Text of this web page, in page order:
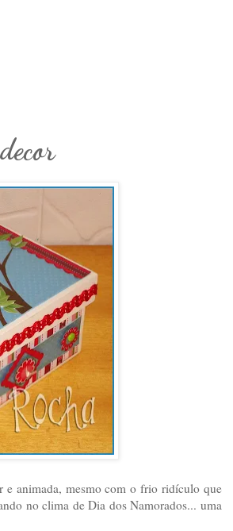
e animada, mesmo com o frio ridículo que
no clima de Dia dos Namorados... uma